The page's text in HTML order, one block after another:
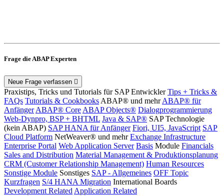
Frage die ABAP Experten
Neue Frage verfassen
Praxistips, Tricks und Tutorials für SAP Entwickler Tips + Tricks &
FAQs Tutorials & CookbooksABAP® und mehrABAP® für
AnfängerABAP® CoreABAP Objects® Dialogprogrammierung
Web-Dynpro, BSP + BHTML Java & SAP® SAP Technologie
(kein ABAP) SAP HANA für Anfänger Fiori, UI5, JavaScript SAP
Cloud Platform NetWeaver® und mehr Exchange Infrastructure
Enterprise Portal Web Application Server Basis Module Financials
Sales and Distribution Material Management & Produktionsplanung
CRM (Customer Relationship Management) Human Resources
Sonstige Module Sonstiges SAP - Allgemeines OFF Topic
Kurzfragen S/4 HANA Migration International Boards
Development RelatedApplication Related